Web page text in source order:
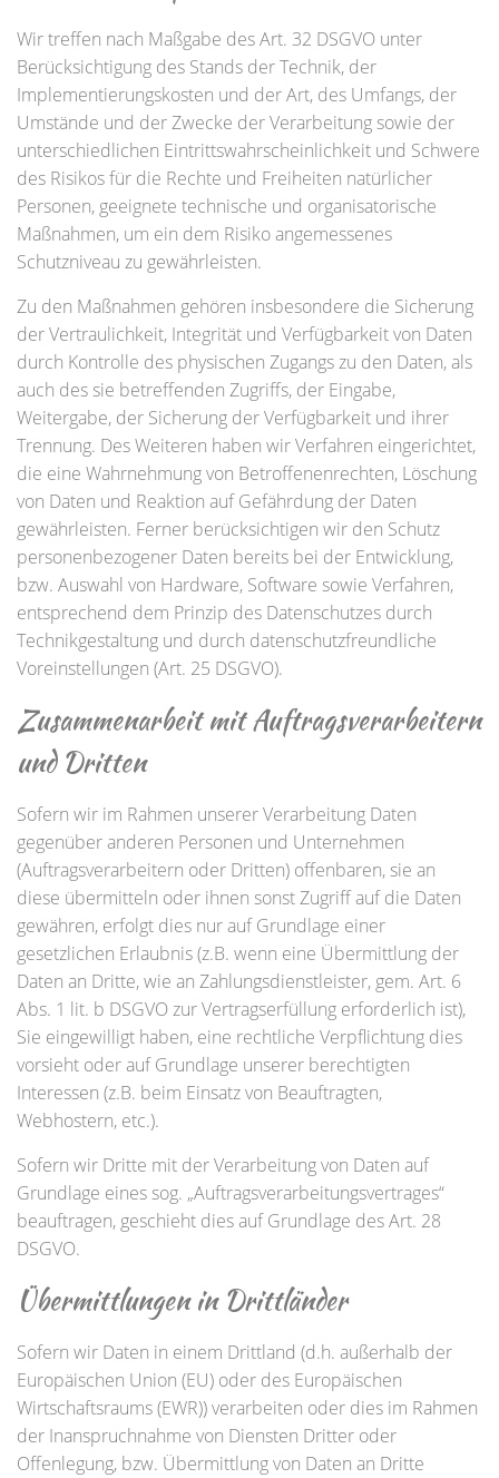
Wir treffen nach Maßgabe des Art. 32 DSGVO unter
Berücksichtigung des Stands der Technik, der
Implementierungskosten und der Art, des Umfangs, der
Umstände und der Zwecke der Verarbeitung sowie der
unterschiedlichen Eintrittswahrscheinlichkeit und Schwere
des Risikos für die Rechte und Freiheiten natürlicher
Personen, geeignete technische und organisatorische
Maßnahmen, um ein dem Risiko angemessenes
Schutzniveau zu gewährleisten.
Zu den Maßnahmen gehören insbesondere die Sicherung
der Vertraulichkeit, Integrität und Verfügbarkeit von Daten
durch Kontrolle des physischen Zugangs zu den Daten, als
auch des sie betreffenden Zugriffs, der Eingabe,
Weitergabe, der Sicherung der Verfügbarkeit und ihrer
Trennung. Des Weiteren haben wir Verfahren eingerichtet,
die eine Wahrnehmung von Betroffenenrechten, Löschung
von Daten und Reaktion auf Gefährdung der Daten
gewährleisten. Ferner berücksichtigen wir den Schutz
personenbezogener Daten bereits bei der Entwicklung,
bzw. Auswahl von Hardware, Software sowie Verfahren,
entsprechend dem Prinzip des Datenschutzes durch
Technikgestaltung und durch datenschutzfreundliche
Voreinstellungen (Art. 25 DSGVO).
Zusammenarbeit mit Auftragsverarbeitern
und Dritten
Sofern wir im Rahmen unserer Verarbeitung Daten
gegenüber anderen Personen und Unternehmen
(Auftragsverarbeitern oder Dritten) offenbaren, sie an
diese übermitteln oder ihnen sonst Zugriff auf die Daten
gewähren, erfolgt dies nur auf Grundlage einer
gesetzlichen Erlaubnis (z.B. wenn eine Übermittlung der
Daten an Dritte, wie an Zahlungsdienstleister, gem. Art. 6
Abs. 1 lit. b DSGVO zur Vertragserfüllung erforderlich ist),
Sie eingewilligt haben, eine rechtliche Verpflichtung dies
vorsieht oder auf Grundlage unserer berechtigten
Interessen (z.B. beim Einsatz von Beauftragten,
Webhostern, etc.).
Sofern wir Dritte mit der Verarbeitung von Daten auf
Grundlage eines sog. „Auftragsverarbeitungsvertrages“
beauftragen, geschieht dies auf Grundlage des Art. 28
DSGVO.
Übermittlungen in Drittländer
Sofern wir Daten in einem Drittland (d.h. außerhalb der
Europäischen Union (EU) oder des Europäischen
Wirtschaftsraums (EWR)) verarbeiten oder dies im Rahmen
der Inanspruchnahme von Diensten Dritter oder
Offenlegung, bzw. Übermittlung von Daten an Dritte